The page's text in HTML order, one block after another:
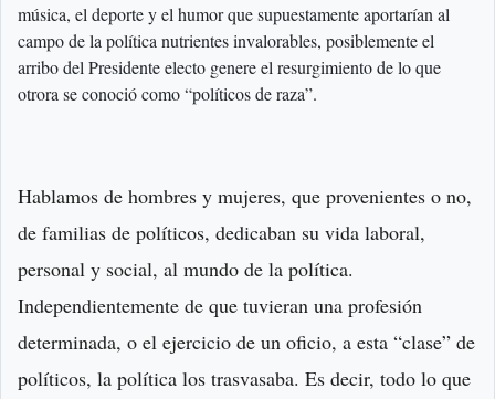
música, el deporte y el humor que supuestamente aportarían al
campo de la política nutrientes invalorables, posiblemente el
arribo del Presidente electo genere el resurgimiento de lo que
otrora se conoció como “políticos de raza”.
Hablamos de hombres y mujeres, que provenientes o no,
de familias de políticos, dedicaban su vida laboral,
personal y social, al mundo de la política.
Independientemente de que tuvieran una profesión
determinada, o el ejercicio de un oficio, a esta “clase” de
políticos, la política los trasvasaba. Es decir, todo lo que